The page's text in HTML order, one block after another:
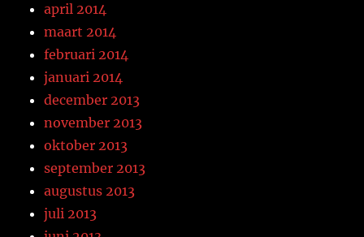
april 2014
maart 2014
februari 2014
januari 2014
december 2013
november 2013
oktober 2013
september 2013
augustus 2013
juli 2013